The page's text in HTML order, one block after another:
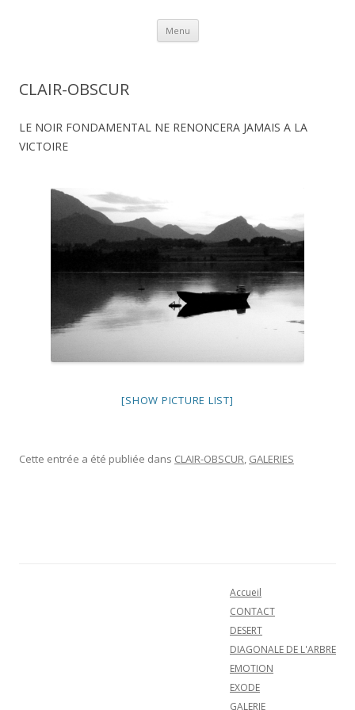
Menu Aller au contenu
CLAIR-OBSCUR
LE NOIR FONDAMENTAL NE RENONCERA JAMAIS A LA
VICTOIRE
[SHOW PICTURE LIST]
Cette entrée a été publiée dans CLAIR-OBSCUR, GALERIES
Accueil
CONTACT
DESERT
DIAGONALE DE L'ARBRE
EMOTION
EXODE
GALERIE